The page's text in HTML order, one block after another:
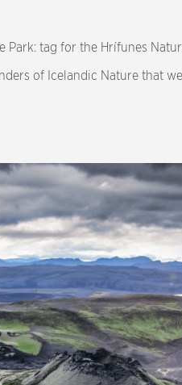
Park: tag for the Hrífunes
of Icelandic Nature that